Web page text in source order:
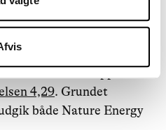
var det hybridbanen på
4,29. Grundet
både Nature Energy